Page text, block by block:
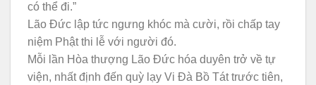
có thể đi.”
Lão Đức lập tức ngưng khóc mà cười, rồi chấp tay
niệm Phật thi lễ với người đó.
Mỗi lần Hòa thượng Lão Đức hóa duyên trở về tự
viện, nhất định đến quỳ lạy Vi Đà Bồ Tát trước tiên,